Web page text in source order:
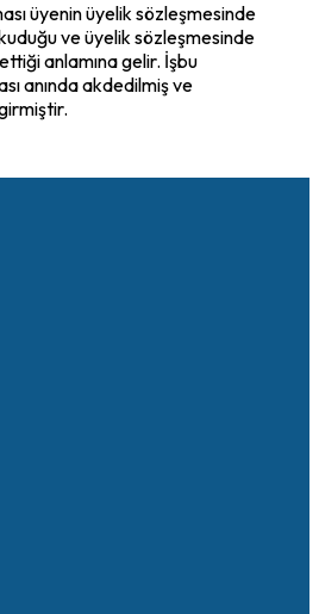
üyenin üyelik sözleşmesinde
ve üyelik sözleşmesinde
anlamına gelir. İşbu
anında akdedilmiş ve